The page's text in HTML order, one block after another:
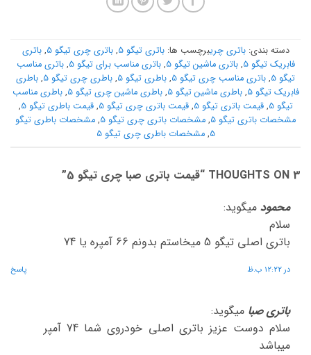
دسته بندی:باتری چریبرچسب ها:باتری تیگو 5 ,باتری چری تیگو 5 ,باتری
فابریک تیگو 5 ,باتری ماشین تیگو 5 ,باتری مناسب برای تیگو 5 ,باتری مناسب
تیگو 5
, باتری مناسب چری تیگو 5 , باطری تیگو 5 , باطری چری تیگو 5 , باطری
فابریک تیگو 5 ,باطری ماشین تیگو 5 ,باطری ماشین چری تیگو 5 ,باطری مناسب
تیگو 5 ,قیمت باتری تیگو 5 ,قیمت باتری چری تیگو 5 ,قیمت باطری تیگو 5 ,
مشخصات باتری تیگو 5
, مشخصات باتری چری تیگو 5 , مشخصات باطری تیگو
5
,مشخصات باطری چری تیگو 5
3 THOUGHTS ON “ قیمت باتری صبا چری تیگو 5
”
محمود میگوید:
سلام
باتری اصلی تیگو 5 میخاستم بدونم 66 آمپره یا 74
در 12:22 ب.ظ پاسخ
باتری صبا میگوید:
سلام دوست عزیز باتری اصلی خودروی شما 74 آمپر
میباشد